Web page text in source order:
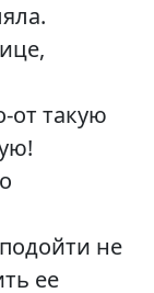
от такую
не
ее